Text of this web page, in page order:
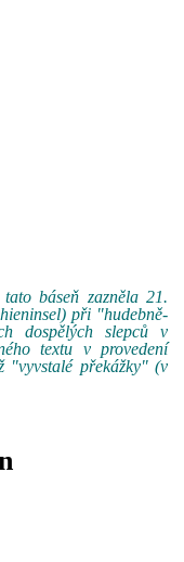
báseň zazněla 21.
při "hudebně-
dospělých slepců v
textu v provedení
"vyvstalé překážky" (v